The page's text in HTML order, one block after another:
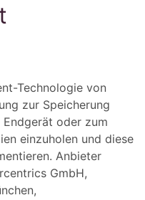
Technologie von
zur Speicherung
oder zum
einzuholen und diese
Anbieter
GmbH,